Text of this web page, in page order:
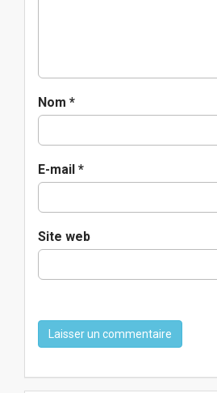
Nom *
E-mail *
Site web